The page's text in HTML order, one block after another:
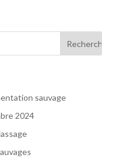
sauvage
2024